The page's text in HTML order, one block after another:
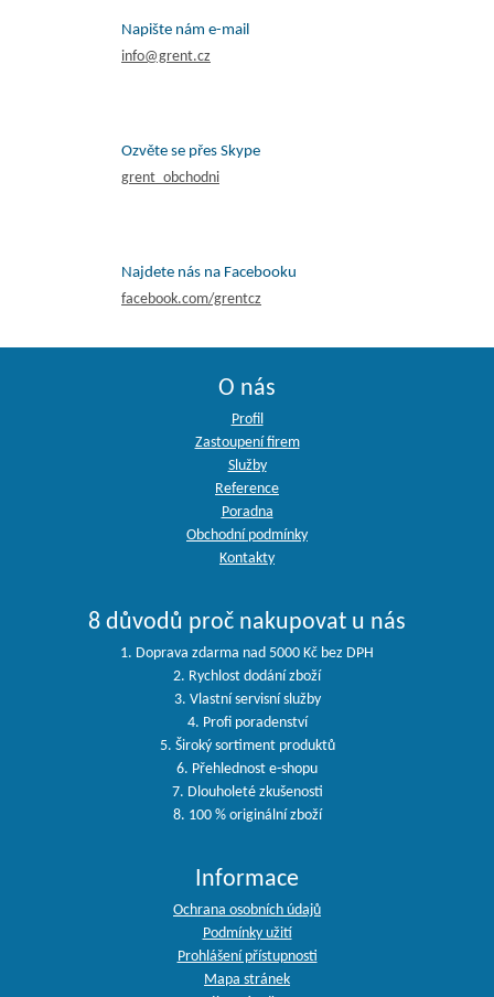
Napište nám e-mail
info@grent.cz
Ozvěte se přes Skype
grent_obchodni
Najdete nás na Facebooku
facebook.com/grentcz
O nás
Profil
Zastoupení firem
Služby
Reference
Poradna
Obchodní podmínky
Kontakty
8 důvodů proč nakupovat u nás
1. Doprava zdarma nad 5000 Kč bez DPH
2. Rychlost dodání zboží
3. Vlastní servisní služby
4. Profi poradenství
5. Široký sortiment produktů
6. Přehlednost e-shopu
7. Dlouholeté zkušenosti
8. 100 % originální zboží
Informace
Ochrana osobních údajů
Podmínky užití
Prohlášení přístupnosti
Mapa stránek